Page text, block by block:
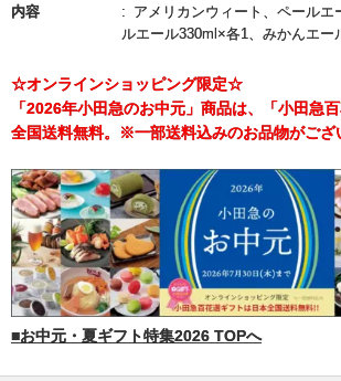
内容
アメリカンウィート、ペールエ
ルエール330ml×各1、みかんエー
☆オンラインショッピング限定☆
「2026年小田急のお中元」商品は、「小田急
全国送料無料。※一部送料込みのお品物がござ
■お中元・夏ギフト特集2026 TOPへ